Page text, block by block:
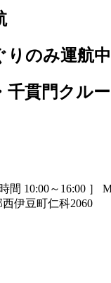
のみ運航中
貫門クル
間 10:00～16:00 ］
伊豆町仁科2060